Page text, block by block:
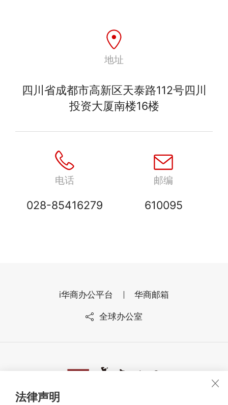
地址
四川省成都市高新区天泰路112号四川
投资大厦南楼16楼
电话
028-85416279
邮编
610095
i华商办公平台 华商邮箱
全球办公室
法律声明